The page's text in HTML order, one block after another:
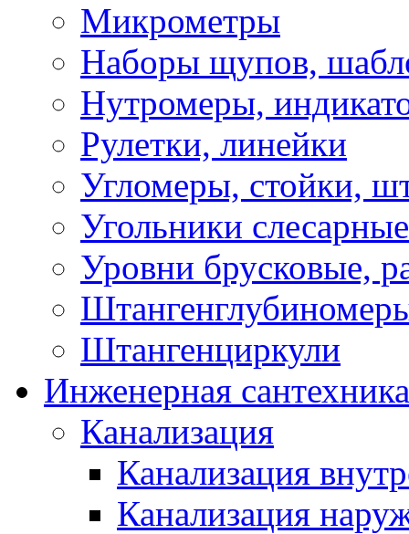
Микрометры
Наборы щупов,
Нутромеры,
Рулетки, линейки
Угломеры, стойки,
Угольники слесарные
Уровни брусковые,
Штангенциркули
Инженерная сантехника
Канализация
Канализация
Канализация